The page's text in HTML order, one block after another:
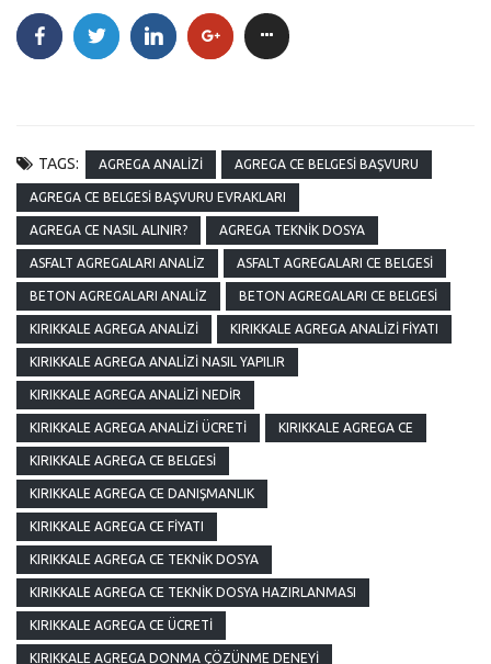
TAGS: AGREGA ANALIZI AGREGA CE BELGESI BAŞVURU
AGREGA CE BELGESI BAŞVURU EVRAKLARI
AGREGA CE NASIL ALINIR? AGREGA TEKNIK DOSYA
ASFALT AGREGALARI ANALIZ ASFALT AGREGALARI CE BELGESI
BETON AGREGALARI ANALIZ BETON AGREGALARI CE BELGESI
KIRIKKALE AGREGA ANALIZI KIRIKKALE AGREGA ANALIZI FIYATI
KIRIKKALE AGREGA ANALIZI NASIL YAPILIR
KIRIKKALE AGREGA ANALIZI NEDIR
KIRIKKALE AGREGA ANALIZI ÜCRETI KIRIKKALE AGREGA CE
KIRIKKALE AGREGA CE BELGESI
KIRIKKALE AGREGA CE DANIŞMANLIK
KIRIKKALE AGREGA CE FIYATI
KIRIKKALE AGREGA CE TEKNIK DOSYA
KIRIKKALE AGREGA CE TEKNIK DOSYA HAZIRLANMASI
KIRIKKALE AGREGA CE ÜCRETI
KIRIKKALE AGREGA DONMA ÇÖZÜNME DENEYI